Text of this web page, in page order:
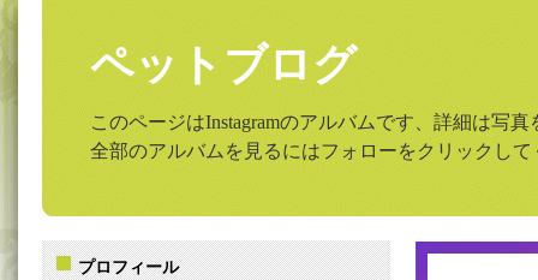
ペットブログ
このページはInstagramのアルバムです、詳細は写
全部のアルバムを見るにはフォローをクリックして
プロフィール